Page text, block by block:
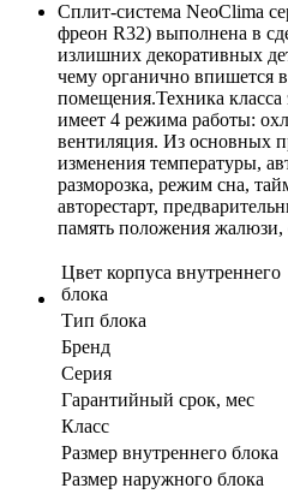
Сплит-система NeoClima
фреон R32) выполнена в
излишних декоративных
чему органично впишется
помещения.Техника
имеет 4 режима работы:
вентиляция. Из основных
изменения температуры,
разморозка, режим сна,
авторестарт,
память положения жалюзи,
Цвет корпуса внутреннего
блока
Тип блока
Бренд
Серия
Гарантийный срок, мес
Класс
Размер внутреннего блока
Размер наружного блока